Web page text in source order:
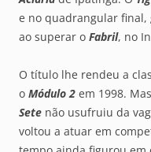
e no quadrangular
ao superar o Fabril, no
O título lhe rendeu a
o Módulo 2 em 1998.
Sete não usufruiu da
voltou a atuar em